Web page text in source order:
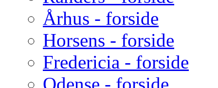
Århus - forside
Horsens - forside
Fredericia - forside
Odense - forside